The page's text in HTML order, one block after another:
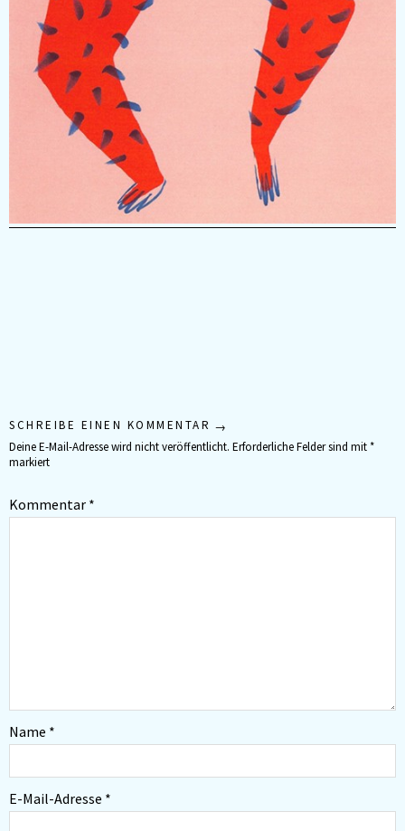
SCHREIBE EINEN KOMMENTAR
Deine E-Mail-Adresse wird nicht veröffentlicht. Erforderliche Felder sind mit*
markiert
Kommentar *
Name *
E-Mail-Adresse *